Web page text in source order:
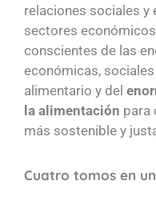
relaciones sociales y
sectores
conscientes de las
económicas,
alimentario y del
la alimentación para
más sostenible y
Cuatro tomos en